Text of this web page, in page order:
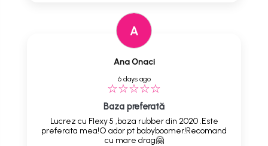
A
Ana Onaci
6 days ago
Baza preferată
Lucrez cu Flexy 5 ,baza rubber din 2020 .Este
preferata mea!O ador pt babyboomer!Recomand
cu mare drag🤗